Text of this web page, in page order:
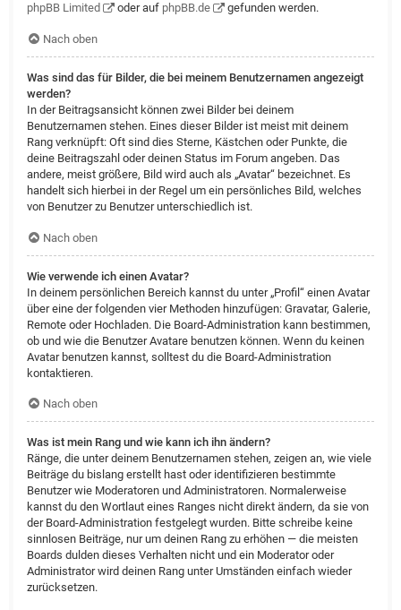
phpBB Limited
oder auf phpBB.de gefunden werden.
Nach oben
Was sind das für Bilder, die bei meinem Benutzernamen angezeigt
werden?
In der Beitragsansicht können zwei Bilder bei deinem
Benutzernamen stehen. Eines dieser Bilder ist meist mit deinem
Rang verknüpft: Oft sind dies Sterne, Kästchen oder Punkte, die
deine Beitragszahl oder deinen Status im Forum angeben. Das
andere, meist größere, Bild wird auch als „Avatar“ bezeichnet. Es
handelt sich hierbei in der Regel um ein persönliches Bild, welches
von Benutzer zu Benutzer unterschiedlich ist.
Nach oben
Wie verwende ich einen Avatar?
In deinem persönlichen Bereich kannst du unter „Profil“ einen Avatar
über eine der folgenden vier Methoden hinzufügen: Gravatar, Galerie,
Remote oder Hochladen. Die Board-Administration kann bestimmen,
ob und wie die Benutzer Avatare benutzen können. Wenn du keinen
Avatar benutzen kannst, solltest du die Board-Administration
kontaktieren.
Nach oben
Was ist mein Rang und wie kann ich ihn ändern?
Ränge, die unter deinem Benutzernamen stehen, zeigen an, wie viele
Beiträge du bislang erstellt hast oder identifizieren bestimmte
Benutzer wie Moderatoren und Administratoren. Normalerweise
kannst du den Wortlaut eines Ranges nicht direkt ändern, da sie von
der Board-Administration festgelegt wurden. Bitte schreibe keine
sinnlosen Beiträge, nur um deinen Rang zu erhöhen — die meisten
Boards dulden dieses Verhalten nicht und ein Moderator oder
Administrator wird deinen Rang unter Umständen einfach wieder
zurücksetzen.